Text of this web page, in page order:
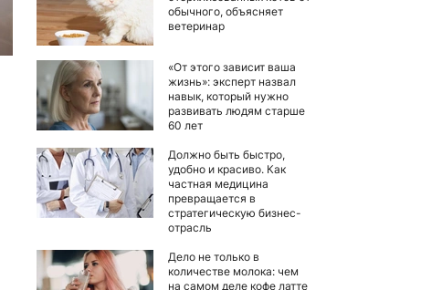
обычного, объясняет
ветеринар
«От этого зависит ваша
жизнь»: эксперт назвал
навык, который нужно
развивать людям старше
60 лет
Должно быть быстро,
удобно и красиво. Как
частная медицина
превращается в
стратегическую бизнес-
отрасль
Дело не только в
количестве молока: чем
на самом деле кофе латте